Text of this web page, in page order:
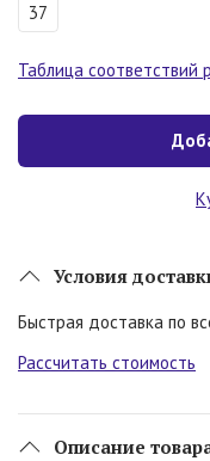
37
Таблица соответствий
Условия
Быстрая доставка по
Рассчитать стоимость
Описание